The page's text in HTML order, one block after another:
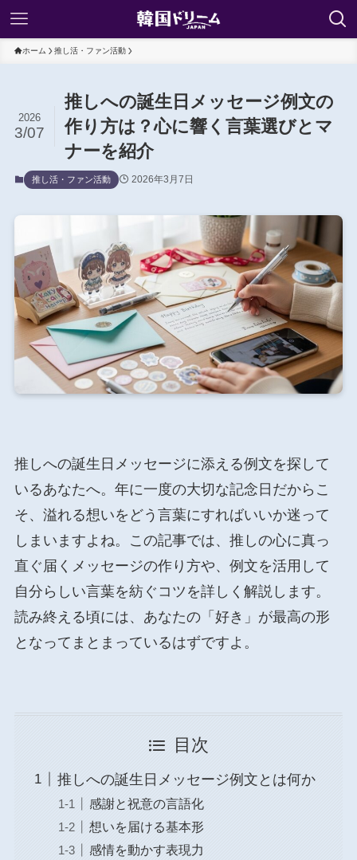
ホーム 推し活・ファン活動
推しへの誕生日メッセージ例文の
作り方は？心に響く言葉選びとマ
ナーを紹介
2026
3/07
推し活・ファン活動 2026年3月7日
推しへの誕生日メッセージに添える例文を探して
いるあなたへ。年に一度の大切な記念日だからこ
そ、溢れる想いをどう言葉にすればいいか迷って
しまいますよね。この記事では、推しの心に真っ
直ぐ届くメッセージの作り方や、例文を活用して
自分らしい言葉を紡ぐコツを詳しく解説します。
読み終える頃には、あなたの「好き」が最高の形
となってまとまっているはずですよ。
目次
推しへの誕生日メッセージ例文とは何か
感謝と祝意の言語化
想いを届ける基本形
感情を動かす表現力